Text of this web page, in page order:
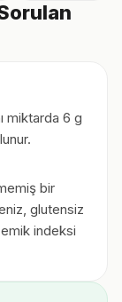
miktarda 6 g
bir
glutensiz
indeksi